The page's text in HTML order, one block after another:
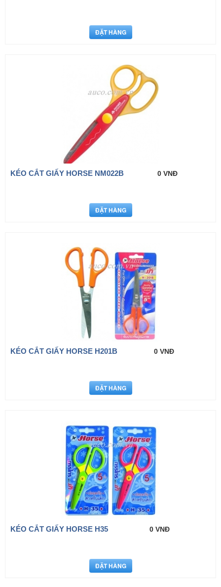
KÉO CẮT GIẤY HORSE NM022B 0 VNĐ
KÉO CẮT GIẤY HORSE H201B 0 VNĐ
KÉO CẮT GIẤY HORSE H35 0 VNĐ